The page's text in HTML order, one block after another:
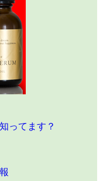
ってます？